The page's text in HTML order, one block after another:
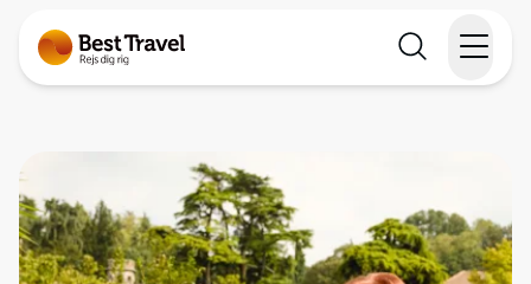
Lande
Rejsekalender